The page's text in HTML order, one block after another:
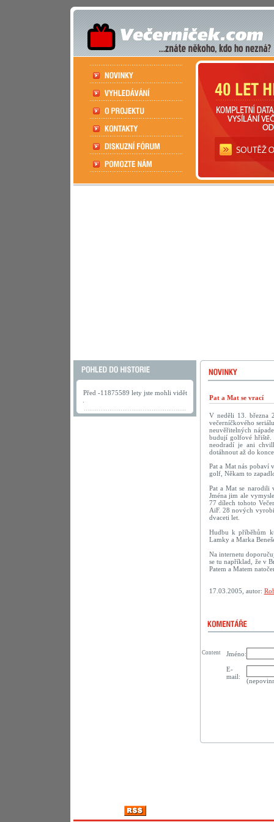
Před -11875589 lety jste mohli vidět
Pat a Mat se vrací
V neděli 13. března
večerníčkového
neuvěřitelných
budují golfové hřiště.
neodradí je ani
dotáhnout až do
Pat a Mat nás pobaví
golf, Někam to
Pat a Mat se narodili
Jména jim ale
77 dílech tohoto
AiF. 28 nových
dvaceti let.
Hudbu k příběhům
Lamky a Marka
Na internetu
se tu například, že v
Patem a Matem
17.03.2005, autor:
Jméno:
E-
mail:
Content